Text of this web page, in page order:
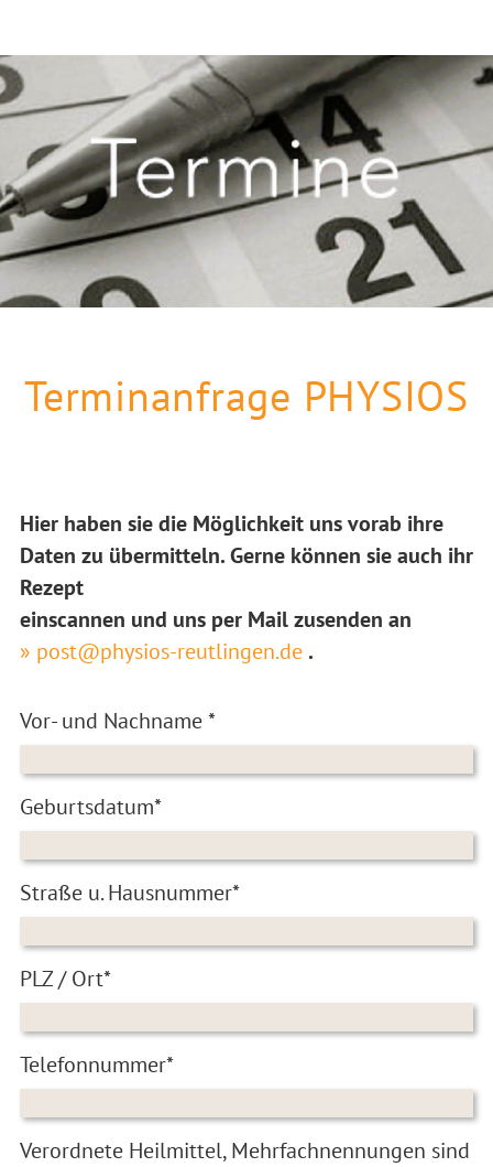
Terminanfrage PHYSIOS
Hier haben sie die Möglichkeit uns vorab ihre
Daten zu übermitteln. Gerne können sie auch ihr
Rezept
einscannen und uns per Mail zusenden an
» post@physios-reutlingen.de .
Vor- und Nachname *
Geburtsdatum*
Straße u. Hausnummer*
PLZ / Ort*
Telefonnummer*
Verordnete Heilmittel, Mehrfachnennungen sind